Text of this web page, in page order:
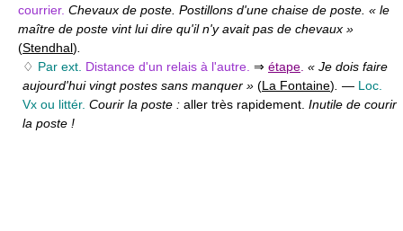
courrier. Chevaux de poste. Postillons d'une chaise de poste. « le
maître de poste vint lui dire qu'il n'y avait pas de chevaux »
(Stendhal).
♢ Par ext. Distance d'un relais à l'autre. ⇒ étape. « Je dois faire
aujourd'hui vingt postes sans manquer » (La Fontaine). — Loc.
Vx ou littér. Courir la poste : aller très rapidement. Inutile de courir
la poste !